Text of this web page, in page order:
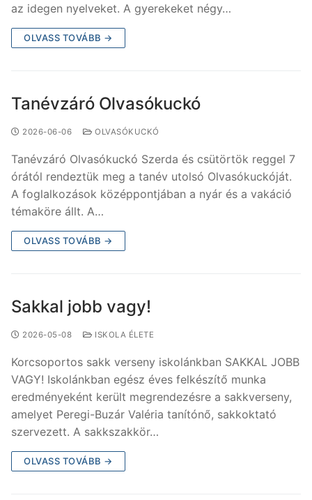
az idegen nyelveket. A gyerekeket négy…
OLVASS TOVÁBB →
Tanévzáró Olvasókuckó
2026-06-06 OLVASÓKUCKÓ
Tanévzáró Olvasókuckó Szerda és csütörtök reggel 7
órától rendeztük meg a tanév utolsó Olvasókuckóját.
A foglalkozások középpontjában a nyár és a vakáció
témaköre állt. A…
OLVASS TOVÁBB →
Sakkal jobb vagy!
2026-05-08 ISKOLA ÉLETE
Korcsoportos sakk verseny iskolánkban SAKKAL JOBB
VAGY! Iskolánkban egész éves felkészítő munka
eredményeként került megrendezésre a sakkverseny,
amelyet Peregi-Buzár Valéria tanítónő, sakkoktató
szervezett. A sakkszakkör…
OLVASS TOVÁBB →